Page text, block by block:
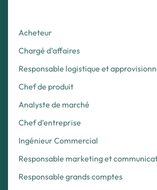
Acheteur
Chargé d’affaires
Responsable logistique et
Chef de produit
Analyste de marché
Chef d’entreprise
Ingénieur Commercial
Responsable marketing et
Responsable grands comptes